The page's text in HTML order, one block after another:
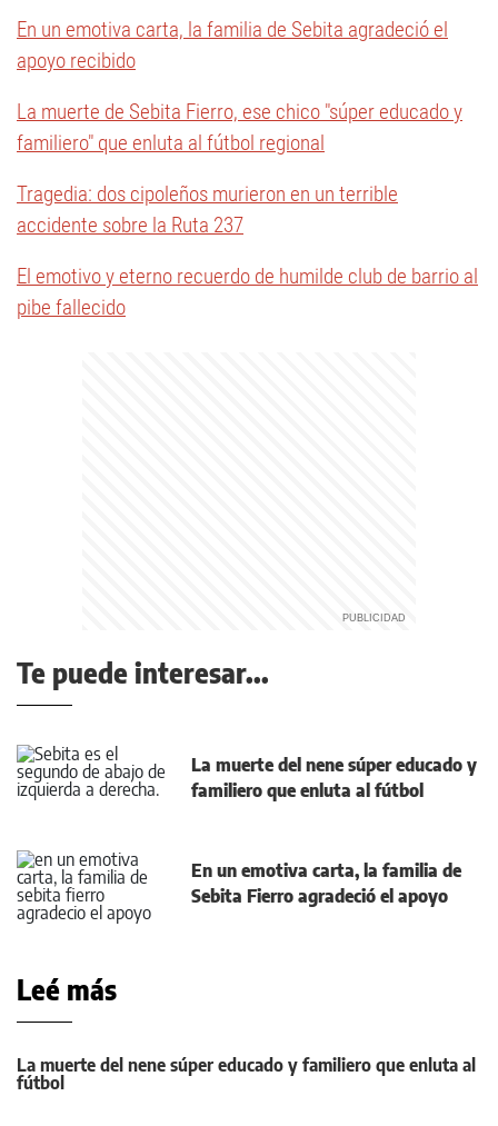
En un emotiva carta, la familia de Sebita agradeció el
apoyo recibido
La muerte de Sebita Fierro, ese chico "súper educado y
familiero" que enluta al fútbol regional
Tragedia: dos cipoleños murieron en un terrible
accidente sobre la Ruta 237
El emotivo y eterno recuerdo de humilde club de barrio al
pibe fallecido
Te puede interesar...
La muerte del nene súper educado y
familiero que enluta al fútbol
En un emotiva carta, la familia de
Sebita Fierro agradeció el apoyo
Leé más
La muerte del nene súper educado y familiero que enluta al
fútbol